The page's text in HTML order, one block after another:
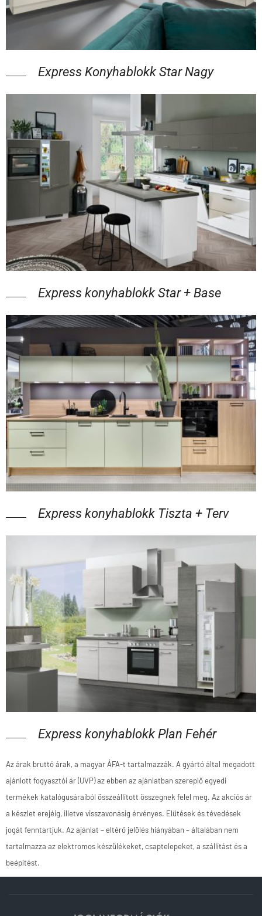
Express Konyhablokk Star Nagy
Express konyhablokk Star + Base
Express konyhablokk Tiszta + Terv
Express konyhablokk Plan Fehér
Az árak bruttó árak, a magyar ÁFA-t tartalmazzák. A gyártó által megadott
ajánlott fogyasztói ár (UVP) az ebben az ajánlatban szereplő egyedi
termékek katalógusáraiból összeállított összegnek felel meg. Az akciós ár
a készlet erejéig, illetve visszavonásig érvényes. Elütések és tévedések
jogát fenntartjuk. Az ajánlat – eltérő jelölés hiányában – általában nem
tartalmazza az elektromos készülékeket, csaptelepeket, a szállítást és a
beépítést.